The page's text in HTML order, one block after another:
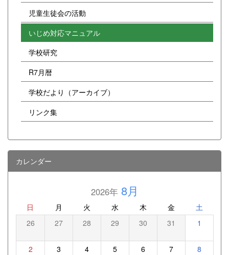
児童生徒会の活動
いじめ対応マニュアル
学校研究
R7月暦
学校だより（アーカイブ）
リンク集
カレンダー
2026年8月
日 月 火 水 木 金 土
26 27 28 29 30 31 1
2 3 4 5 6 7 8